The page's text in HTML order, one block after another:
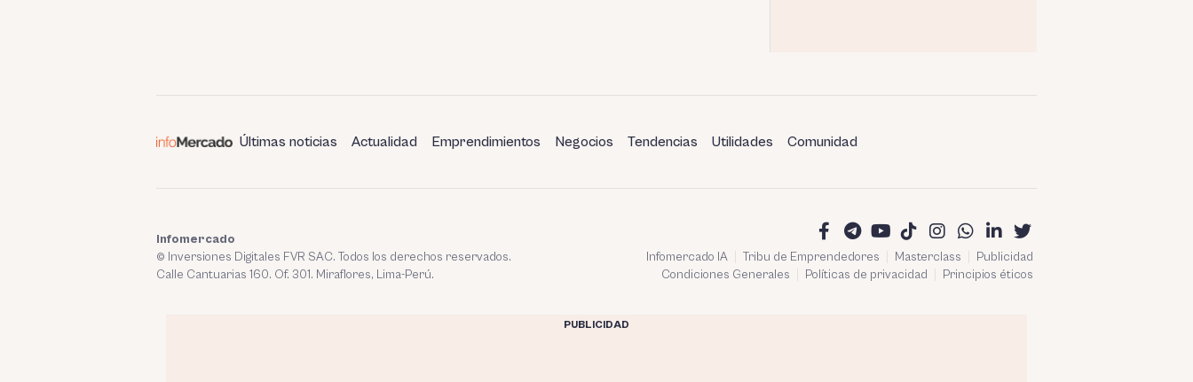
Últimas noticias Actualidad Emprendimientos Negocios Tendencias Utilidades Comunidad
Infomercado IA Tribu de Emprendedores Masterclass
Publicidad
Condiciones Generales
Políticas de privacidad Principios éticos
Infomercado
© Inversiones Digitales FVR SAC. Todos los derechos reservados.
Calle Cantuarias 160. Of. 301. Miraflores, Lima-Perú.
PUBLICIDAD